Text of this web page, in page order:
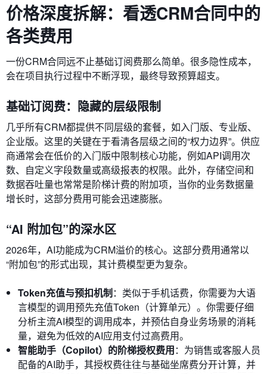
价格深度拆解：看透CRM合同中的
各类费用
一份CRM合同远不止基础订阅费那么简单。很多隐性成本，
会在项目执行过程中不断浮现，最终导致预算超支。
基础订阅费：隐藏的层级限制
几乎所有CRM都提供不同层级的套餐，如入门版、专业版、
企业版。这里的关键在于看清各层级之间的“权力边界”。供应
商通常会在低价的入门版中限制核心功能，例如API调用次
数、自定义字段数量或高级报表的权限。此外，存储空间和
数据吞吐量也常常是阶梯计费的附加项，当你的业务数据量
增长时，这部分费用可能会迅速膨胀。
“AI 附加包”的深水区
2026年，AI功能成为CRM溢价的核心。这部分费用通常以
“附加包”的形式出现，其计费模型更为复杂。
Token充值与预扣机制：类似于手机话费，你需要为大语
言模型的调用预先充值Token（计算单元）。你需要仔细
分析主流AI模型的调用成本，并预估自身业务场景的消耗
量，避免为低效的AI应用支付过高费用。
智能助手（Copilot）的阶梯授权费用：为销售或客服人员
配备的AI助手，其授权费往往与基础坐席费分开计算，并